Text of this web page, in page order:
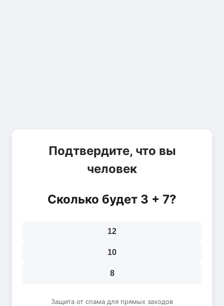
Подтвердите, что вы
человек
Сколько будет 3 + 7?
12
10
8
Защита от спама для прямых заходов